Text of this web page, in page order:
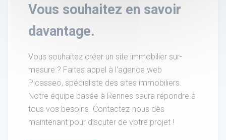
Vous souhaitez en savoir
davantage.
Vous souhaitez créer un site immobilier sur-
mesure ? Faites appel à l'agence web
Picasseo, spécialiste des sites immobiliers.
Notre équipe basée à Rennes saura répondre à
tous vos besoins. Contactez-nous dès
maintenant pour discuter de votre projet !